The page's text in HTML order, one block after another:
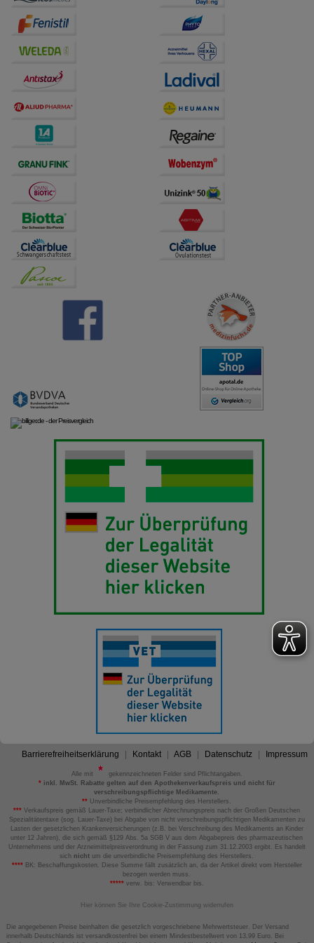
auf unserer Website aber auch die Werbung auf
Drittseiten möglichst relevant für Sie zu gestalten.
Bitte beachten Sie, dass Daten hierfür teilweise an
Dritte wie z.B. Google oder soziale Medien
übertragen werden.
Barrierefreiheitserklärung Kontakt AGB Datenschutz Impressum
Alle mit
gekennzeichneten Felder sind Pflichtangaben.
*inkl. MwSt. Rabatte gelten auf den Apothekenverkaufspreis und nicht für
verschreibungspflichtige Medikamente.
** Unverbindliche Preisempfehlung des Herstellers.
*** Verkaufspreis gemäß Lauer-Taxe; verbindlicher Abrechnungspreis nach der Großen Deutschen
Spezialitätentaxe (sog. Lauer-Taxe) bei Abgabe von nicht verschreibungspflichtigen Medikamenten zu
Lasten der gesetzlichen Krankenversicherungen (z.B. bei Verschreibung des Medikaments an Kinder
unter 12 Jahren), die sich gemäß §129 Abs. 5a SGB V aus dem Abgabepreis des pharmazeutischen
Unternehmens und der Arzneimittelpreisverordnung in der Fassung zum 31.12.2003 ergibt. Es handelt
sich nicht um die unverbindliche Preisempfehlung des Herstellers.
****BK: Beschaffungskosten. Diese Summe fällt zusätzlich an, da der Artikel direkt vom Hersteller
bezogen werden muss.
*****verw. bis: Verwendbar bis.
Hier können Sie Ihre Cookie-Zustimmung widerrufen
Die angegebenen Preise beinhalten die gesetzlich vorgeschriebene Mehrwertsteuer. Der Versand
innerhalb Deutschlands ist versandkostenfrei bei einem Mindestbestellwert von 13,99 Euro. Bei